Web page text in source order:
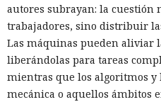
autores subrayan: la cuestión
trabajadores, sino distribuir
Las máquinas pueden aliviar
liberándolas para tareas
mientras que los algoritmos
mecánica o aquellos ámbitos